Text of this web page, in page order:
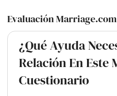
Evaluación Marriage.com
¿Qué Ayuda
Relación En Este
Cuestionario